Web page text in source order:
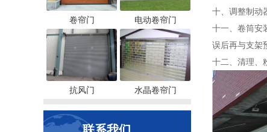
卷帘门 电动卷帘门
抗风门 水晶卷帘门
十、调整制动
十一、卷筒安
误后再与支架
十二、清理、